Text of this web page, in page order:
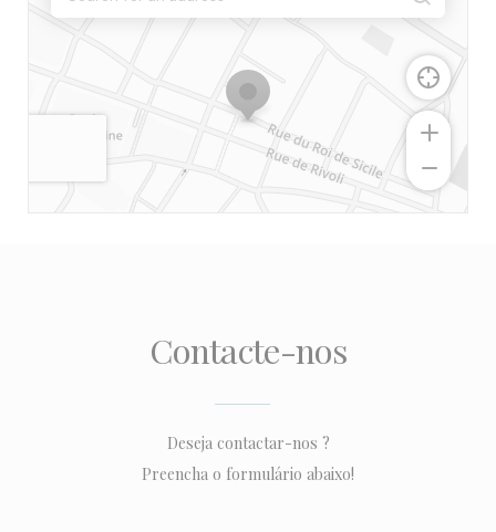
Contacte-nos
Deseja contactar-nos ?
Preencha o formulário abaixo!